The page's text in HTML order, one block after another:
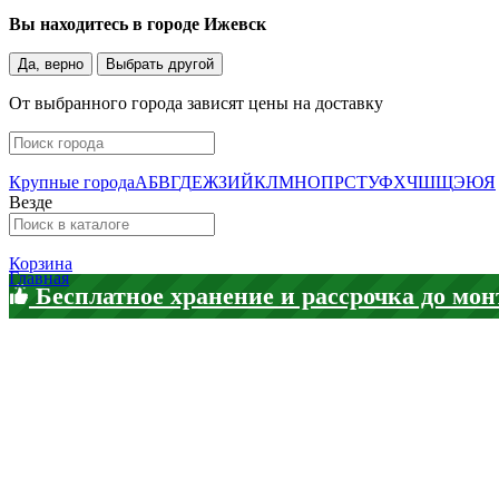
Вы находитесь в городе Ижевск
Да, верно Выбрать другой
От выбранного города зависят цены на доставку
Крупные городаАБВГДЕЖЗИЙКЛМНОПРСТУФХЧШЩЭЮЯ
Везде
Корзина
Бесплатное хранение и рассрочка до
Главная